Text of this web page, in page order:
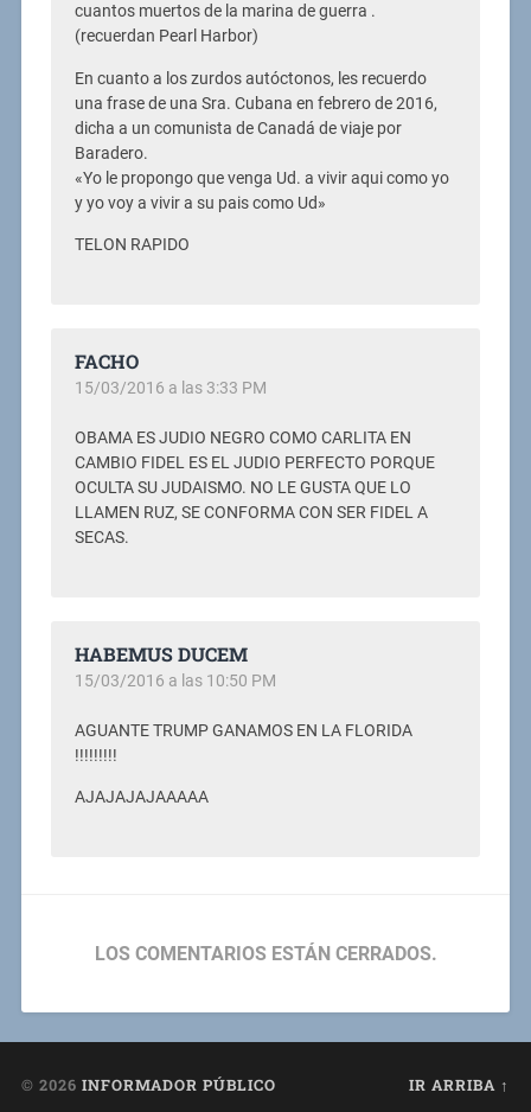
cuantos muertos de la marina de guerra .
(recuerdan Pearl Harbor)
En cuanto a los zurdos autóctonos, les recuerdo
una frase de una Sra. Cubana en febrero de 2016,
dicha a un comunista de Canadá de viaje por
Baradero.
«Yo le propongo que venga Ud. a vivir aqui como yo
y yo voy a vivir a su pais como Ud»
TELON RAPIDO
FACHO
15/03/2016 a las 3:33 PM
OBAMA ES JUDIO NEGRO COMO CARLITA EN
CAMBIO FIDEL ES EL JUDIO PERFECTO PORQUE
OCULTA SU JUDAISMO. NO LE GUSTA QUE LO
LLAMEN RUZ, SE CONFORMA CON SER FIDEL A
SECAS.
HABEMUS DUCEM
15/03/2016 a las 10:50 PM
AGUANTE TRUMP GANAMOS EN LA FLORIDA
!!!!!!!!!
AJAJAJAJAAAAA
LOS COMENTARIOS ESTÁN CERRADOS.
© 2026 INFORMADOR PÚBLICO IR ARRIBA ↑